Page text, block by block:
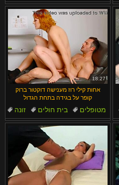
ציצים טבעיים סקס ליקוק
18:27
אחות קילי רוז מענישה דוקטור ברוק
קופר על בגידה בתחת הגדול
זונה בית חולים
מטופלים
כפופות
זין